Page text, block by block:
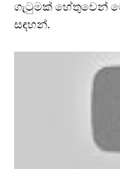
ගැටුමක් හේතුවෙන්
සඳහන්.